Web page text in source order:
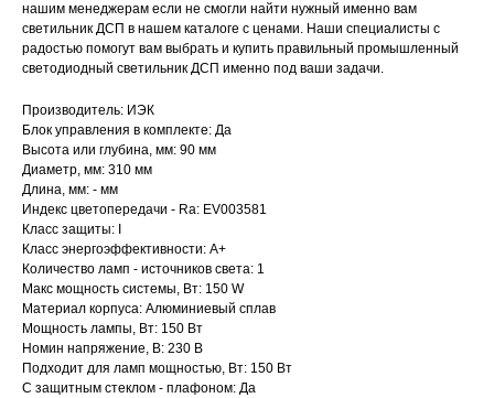
нашим менеджерам если не смогли найти нужный именно вам
светильник ДСП в нашем каталоге с ценами. Наши специалисты с
радостью помогут вам выбрать и купить правильный промышленный
светодиодный светильник ДСП именно под ваши задачи.
Производитель: ИЭК
Блок управления в комплекте: Да
Высота или глубина, мм: 90 мм
Диаметр, мм: 310 мм
Длина, мм: - мм
Индекс цветопередачи - Ra: EV003581
Класс защиты: I
Класс энергоэффективности: A+
Количество ламп - источников света: 1
Макс мощность системы, Вт: 150 W
Материал корпуса: Алюминиевый сплав
Мощность лампы, Вт: 150 Вт
Номин напряжение, В: 230 В
Подходит для ламп мощностью, Вт: 150 Вт
С защитным стеклом - плафоном: Да